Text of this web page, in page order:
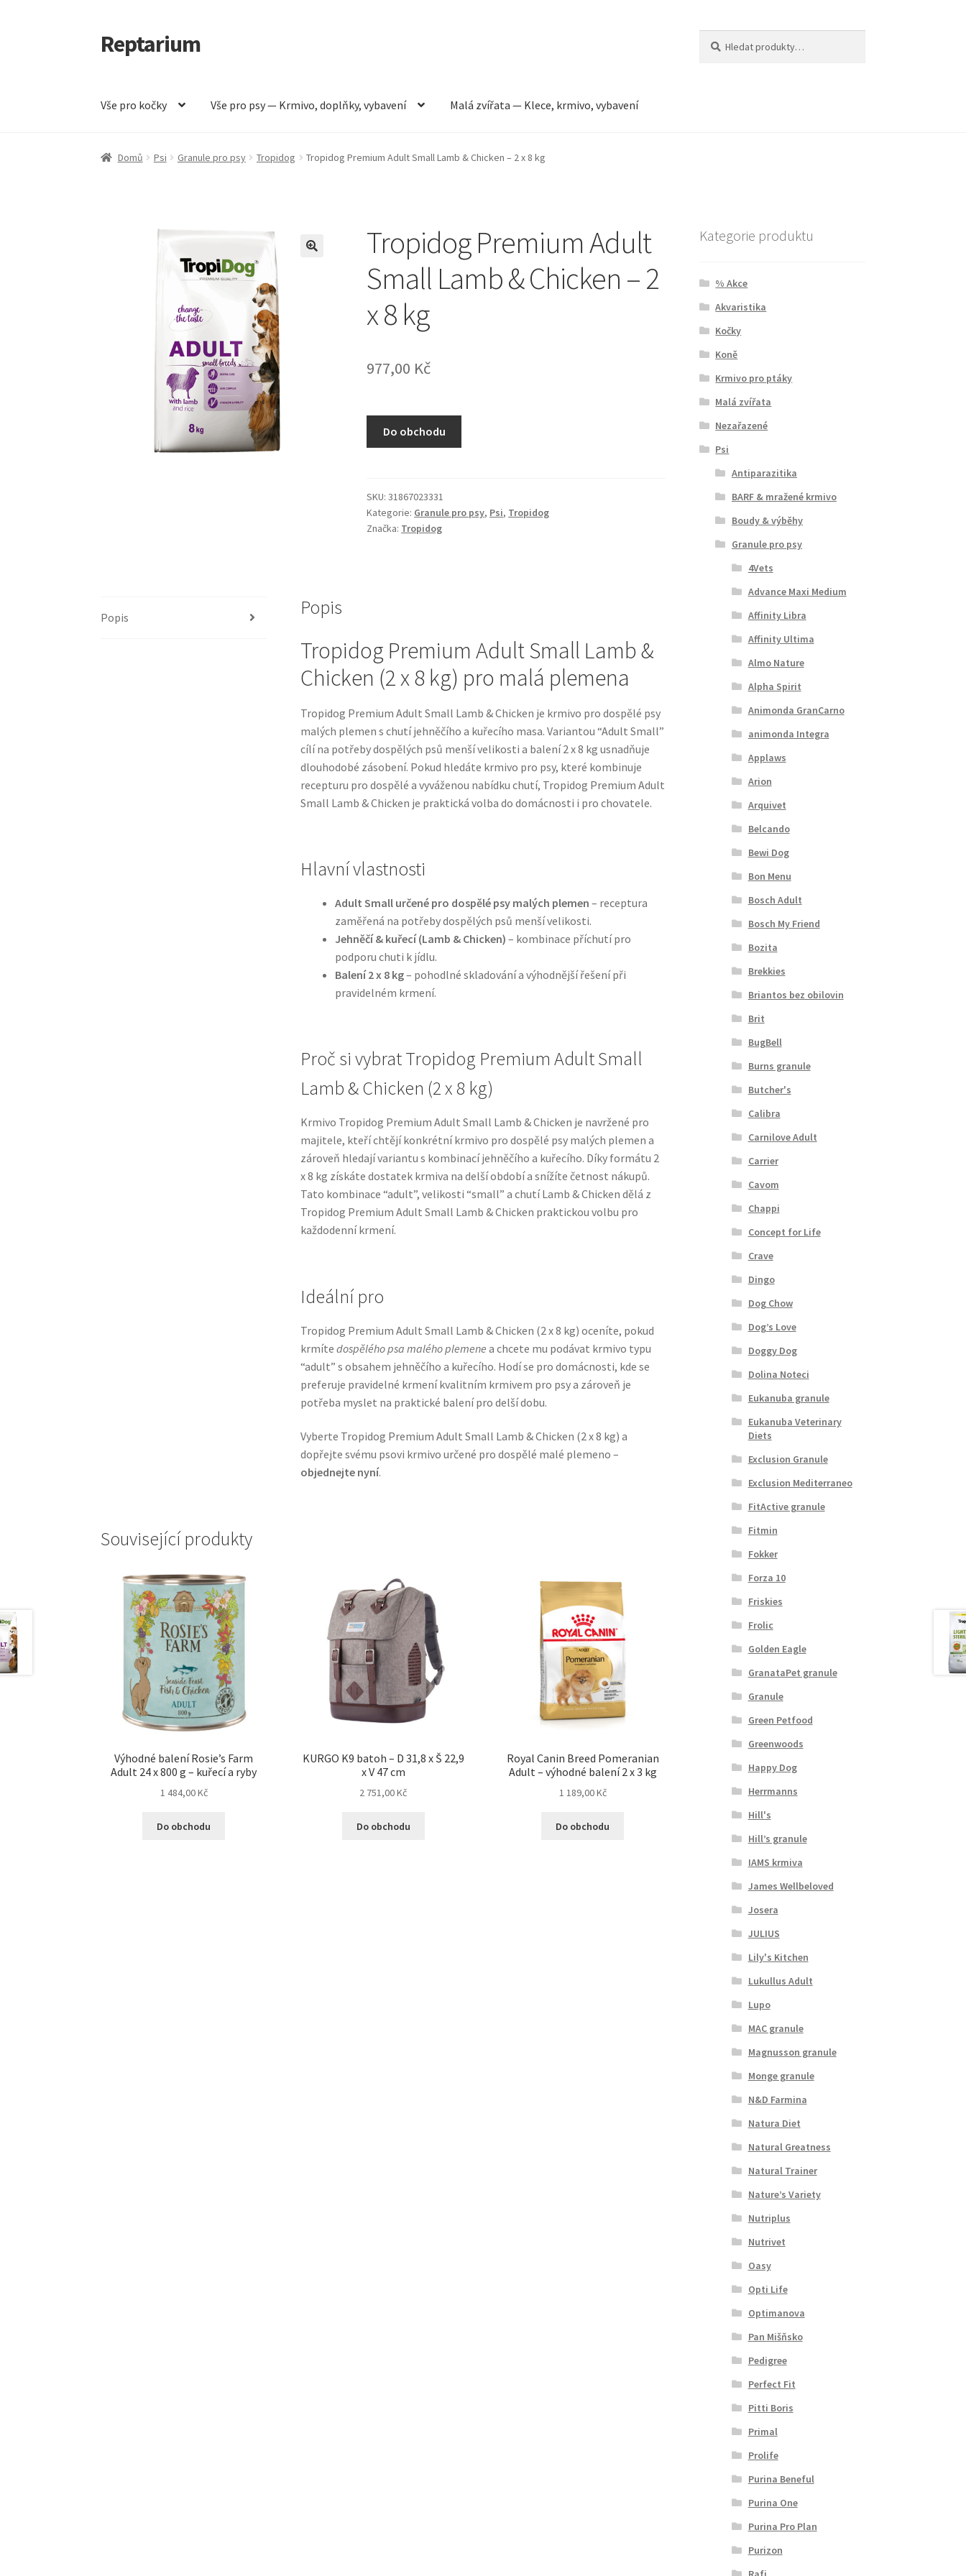
Přeskočit
na
Přejít
k
Reptarium
Vše pro kočky Vše pro psy — Krmivo, doplňky, vybavení Malá zvířata — Klece, krmivo, vybavení
Úvodní stránka Košík Malá zvířata — Klece, krmivo, vybavení Můj účet Obchod Pokladna Vše pro kočky
Domů Psi Granule pro psy Tropidog Tropidog Premium Adult Small Lamb & Chicken – 2 x 8 kg
Tropidog Premium Adult
Small Lamb & Chicken – 2
x 8 kg
977,00 Kč
Do obchodu
SKU:31867023331
Kategorie: Granule pro psy, Psi, Tropidog
Značka: Tropidog
Popis Popis
Tropidog Premium Adult Small Lamb &
Chicken (2 x 8 kg) pro malá plemena
Tropidog Premium Adult Small Lamb & Chicken je krmivo pro dospělé psy
malých plemen s chutí jehněčího a kuřecího masa. Variantou “Adult Small”
cílí na potřeby dospělých psů menší velikosti a balení 2 x 8 kg usnadňuje
dlouhodobé zásobení. Pokud hledáte krmivo pro psy, které kombinuje
recepturu pro dospělé a vyváženou nabídku chutí, Tropidog Premium Adult
Small Lamb & Chicken je praktická volba do domácnosti i pro chovatele.
Hlavní vlastnosti
Adult Small určené pro dospělé psy malých plemen – receptura
zaměřená na potřeby dospělých psů menší velikosti.
Jehněčí & kuřecí (Lamb & Chicken) – kombinace příchutí pro
podporu chuti k jídlu.
Balení 2 x 8 kg– pohodlné skladování a výhodnější řešení při
pravidelném krmení.
Proč si vybrat Tropidog Premium Adult Small
Lamb & Chicken (2 x 8 kg)
Krmivo Tropidog Premium Adult Small Lamb & Chicken je navržené pro
majitele, kteří chtějí konkrétní krmivo pro dospělé psy malých plemen a
zároveň hledají variantu s kombinací jehněčího a kuřecího. Díky formátu 2
x 8 kg získáte dostatek krmiva na delší období a snížíte četnost nákupů.
Tato kombinace “adult”, velikosti “small” a chutí Lamb & Chicken dělá z
Tropidog Premium Adult Small Lamb & Chicken praktickou volbu pro
každodenní krmení.
Ideální pro
Tropidog Premium Adult Small Lamb & Chicken (2 x 8 kg) oceníte, pokud
krmíte dospělého psa malého plemene a chcete mu podávat krmivo typu
“adult” s obsahem jehněčího a kuřecího. Hodí se pro domácnosti, kde se
preferuje pravidelné krmení kvalitním krmivem pro psy a zároveň je
potřeba myslet na praktické balení pro delší dobu.
Vyberte Tropidog Premium Adult Small Lamb & Chicken (2 x 8 kg) a
dopřejte svému psovi krmivo určené pro dospělé malé plemeno –
objednejte nyní.
Související produkty
Výhodné balení Rosie’s Farm
Adult 24 x 800 g – kuřecí a ryby
1 484,00Kč
Do obchodu
KURGO K9 batoh – D 31,8 x Š 22,9
x V 47 cm
2 751,00Kč
Do obchodu
Royal Canin Breed Pomeranian
Adult – výhodné balení 2 x 3 kg
1 189,00Kč
Do obchodu
Kategorie produktu
% Akce
Akvaristika
Kočky
Koně
Krmivo pro ptáky
Malá zvířata
Nezařazené
Psi
Antiparazitika
BARF & mražené krmivo
Boudy & výběhy
Granule pro psy
4Vets
Advance Maxi Medium
Affinity Libra
Affinity Ultima
Almo Nature
Alpha Spirit
Animonda GranCarno
animonda Integra
Applaws
Arion
Arquivet
Belcando
Bewi Dog
Bon Menu
Bosch Adult
Bosch My Friend
Bozita
Brekkies
Briantos bez obilovin
Brit
BugBell
Burns granule
Butcher's
Calibra
Carnilove Adult
Carrier
Cavom
Chappi
Concept for Life
Crave
Dingo
Dog Chow
Dog’s Love
Doggy Dog
Dolina Noteci
Eukanuba granule
Eukanuba Veterinary
Diets
Exclusion Granule
Exclusion Mediterraneo
FitActive granule
Fitmin
Fokker
Forza 10
Friskies
Frolic
Golden Eagle
GranataPet granule
Granule
Green Petfood
Greenwoods
Happy Dog
Herrmanns
Hill's
Hill’s granule
IAMS krmiva
James Wellbeloved
Josera
JULIUS
Lily's Kitchen
Lukullus Adult
Lupo
MAC granule
Magnusson granule
Monge granule
N&D Farmina
Natura Diet
Natural Greatness
Natural Trainer
Nature’s Variety
Nutriplus
Nutrivet
Oasy
Opti Life
Optimanova
Pan Mišňsko
Pedigree
Perfect Fit
Pitti Boris
Primal
Prolife
Purina Beneful
Purina One
Purina Pro Plan
Purizon